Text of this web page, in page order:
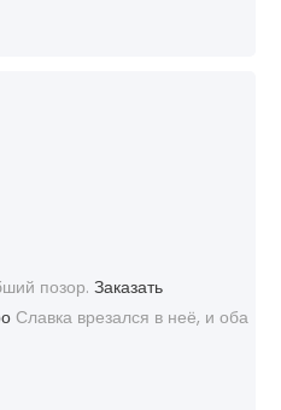
позор.Заказать
Славка врезался в неё, и оба